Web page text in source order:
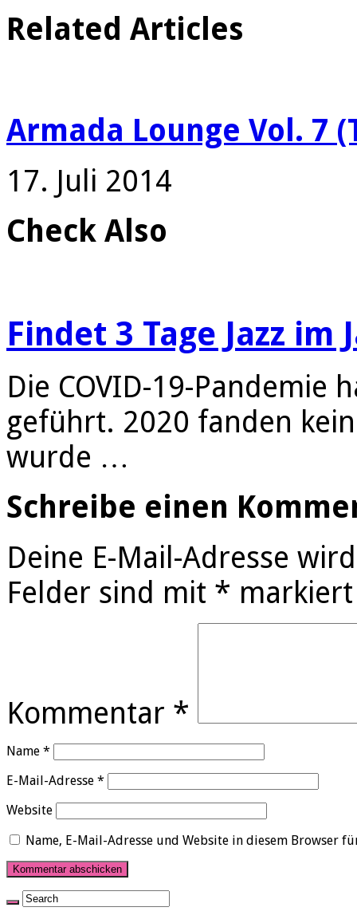
Related Articles
Armada Lounge Vol. 7
17. Juli 2014
Check Also
Findet 3 Tage Jazz im
Die COVID-19-Pandemie
geführt. 2020 fanden
wurde …
Schreibe einen
Deine E-Mail-Adresse
Felder sind mit * markiert
Kommentar *
Name *
E-Mail-Adresse *
Website
Name, E-Mail-Adresse und Website in diesem Browser